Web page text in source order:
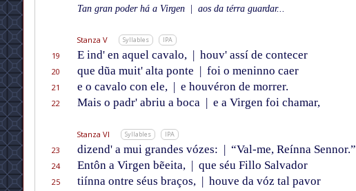
Tan gran poder há a Virgen
aos da térra guardar...
Stanza V Syllables IPA
19 E ind' en aquel cavalo, | houv' assí de contecer
20
que dũa muit' alta ponte | foi o meninno caer
21
e o cavalo con ele, | e houvéron de morrer.
22
Mais o padr' abriu a boca | e a Virgen foi chamar,
Stanza VI Syllables IPA
23 dizend' a mui grandes vózes: | “Val-me, Reínna Sennor.”
24
Entôn a Virgen bẽeita, | que séu Fillo Salvador
25
tiínna ontre séus braços, | houve da vóz tal pavor